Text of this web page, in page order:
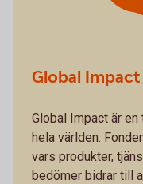
Global Impact
Global Impact är
hela världen.
vars produkter,
bedömer bidrar till